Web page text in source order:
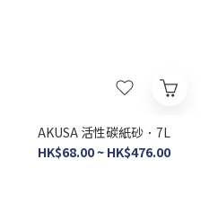
AKUSA 活性碳紙砂．7L
HK$68.00 ~ HK$476.00